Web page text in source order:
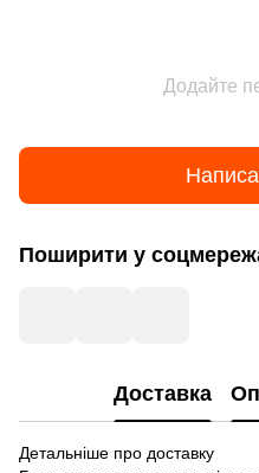
Додайте
Поширити у
Доставка
Детальніше про доставку